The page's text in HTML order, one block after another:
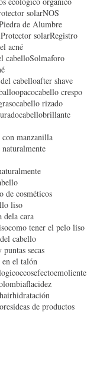
ecologico organico
solarNOS
de Alumbre
Protector solar
acné
cabelloafter shave
cabello crespo
cabello rizado
manzanilla
cosméticos
liso
dela cara
como tener el pelo liso
cabello
secas
el talón
ecosefecto
flacidez
hairhidratación